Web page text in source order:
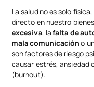
La salud no es solo
directo en nuestro
excesiva, lafalta de
mala comunicacióno un
son factores de riesgo
causar estrés, ansiedad
(burnout).